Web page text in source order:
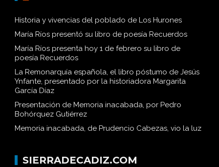
Historia y vivencias del poblado de Los Hurones
María Ríos presentó su libro de poesía Recuerdos
María Ríos presenta hoy 1 de febrero su libro de
poesía Recuerdos
La Remonarquía española, el libro póstumo de Jesús
Ynfante, presentado por la historiadora Margarita
García Díaz
Presentación de Memoria inacabada, por Pedro
Bohórquez Gutiérrez
Memoria inacabada, de Prudencio Cabezas, vio la luz
SIERRADECADIZ.COM